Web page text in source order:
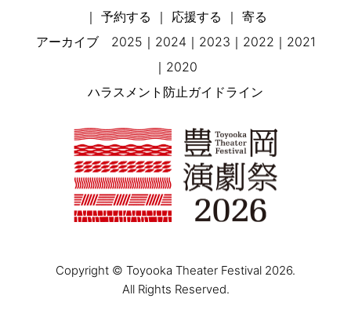
予約する
応援する
寄る
アーカイブ 2025 2024 2023 2022
2021
2020
ハラスメント防止ガイドライン
Copyright © Toyooka Theater Festival 2026.
All Rights Reserved.